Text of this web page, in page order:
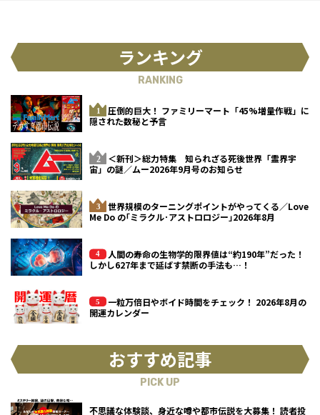
ランキング
RANKING
圧倒的巨大！ ファミリーマート「45%増量作戦」に
隠された数秘と予言
＜新刊＞総力特集 知られざる死後世界「霊界宇
宙」の謎／ムー2026年9月号のお知らせ
世界規模のターニングポイントがやってくる／Love
Me Do の｢ミラクル･アストロロジー｣2026年8月
人間の寿命の生物学的限界値は“約190年”だった！
しかし627年まで延ばす禁断の手法も…！
一粒万倍日やボイド時間をチェック！ 2026年8月の
開運カレンダー
おすすめ記事
PICK UP
不思議な体験談、身近な噂や都市伝説を大募集！ 読者投